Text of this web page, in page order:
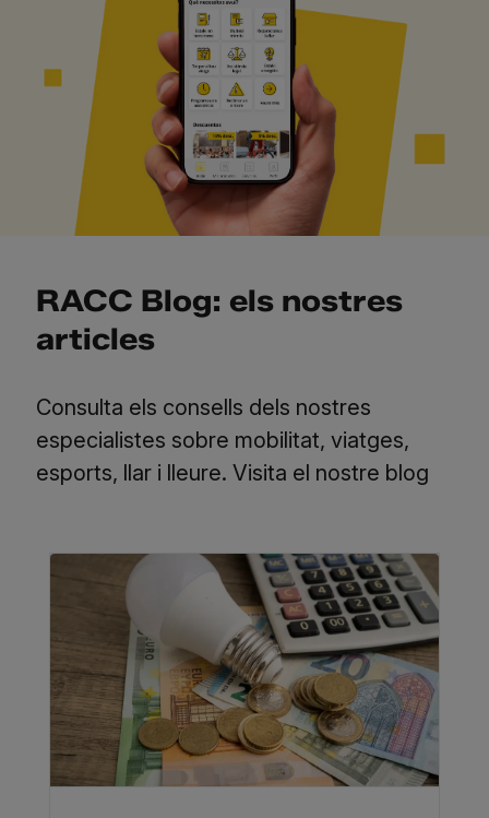
RACC Blog: els nostres
articles
Consulta els consells dels nostres
especialistes sobre mobilitat, viatges,
esports, llar i lleure.Visita el nostre blog